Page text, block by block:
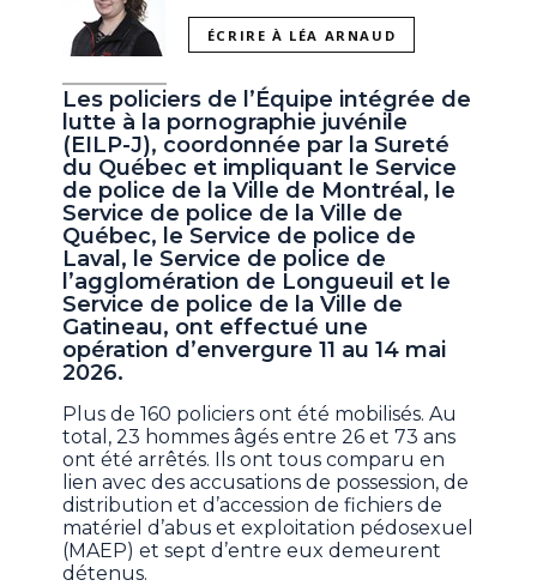
ÉCRIRE À LÉA ARNAUD
Les policiers de l’Équipe intégrée de
lutte à la pornographie juvénile
(EILP-J), coordonnée par la Sureté
du Québec et impliquant le Service
de police de la Ville de Montréal, le
Service de police de la Ville de
Québec, le Service de police de
Laval, le Service de police de
l’agglomération de Longueuil et le
Service de police de la Ville de
Gatineau, ont effectué une
opération d’envergure 11 au 14 mai
2026.
Plus de 160 policiers ont été mobilisés. Au
total, 23 hommes âgés entre 26 et 73 ans
ont été arrêtés. Ils ont tous comparu en
lien avec des accusations de possession, de
distribution et d’accession de fichiers de
matériel d’abus et exploitation pédosexuel
(MAEP) et sept d’entre eux demeurent
détenus.